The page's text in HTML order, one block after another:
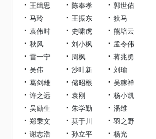
王缉思
陈奉孝
郭世佑
马玲
王振东
狄马
袁伟时
史啸虎
熊培云
秋风
刘小枫
孟令伟
雷一宁
周枫
蒋兆勇
吴伟
沙叶新
刘瑜
葛剑雄
储昭根
吴稼祥
许之远
袁刚
杨小凯
吴励生
朱学勤
潘维
郑秉文
莫于川
羽之野
谢志浩
孙立平 杨光